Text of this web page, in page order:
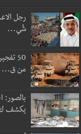
شُي...
50
من ق...
يكشف